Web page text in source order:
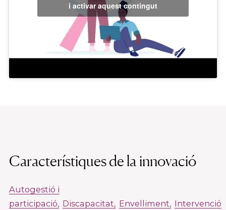
i activar aquest contingut
Característiques de la innovació
Autogestió i
participació Discapacitat Envelliment Intervenció